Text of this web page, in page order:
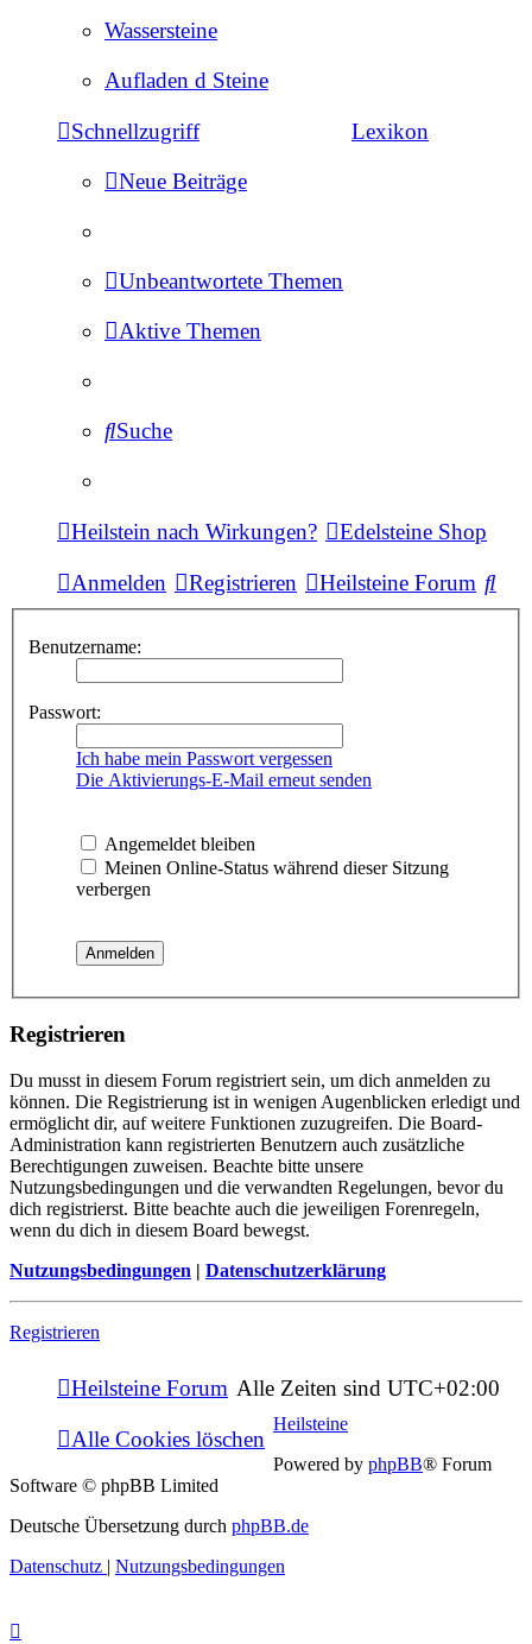
Wassersteine
Aufladen d Steine
Schnellzugriff
Neue Beiträge
Unbeantwortete Themen
Aktive Themen
Suche
Lexikon
Heilstein nach Wirkungen? Edelsteine Shop
Anmelden Registrieren Heilsteine Forum
Benutzername:
Passwort:
Ich habe mein Passwort vergessen
Die Aktivierungs-E-Mail erneut senden
Angemeldet bleiben
Meinen Online-Status während dieser Sitzung
verbergen
Registrieren
Du musst in diesem Forum registriert sein, um dich anmelden zu
können. Die Registrierung ist in wenigen Augenblicken erledigt und
ermöglicht dir, auf weitere Funktionen zuzugreifen. Die Board-
Administration kann registrierten Benutzern auch zusätzliche
Berechtigungen zuweisen. Beachte bitte unsere
Nutzungsbedingungen und die verwandten Regelungen, bevor du
dich registrierst. Bitte beachte auch die jeweiligen Forenregeln,
wenn du dich in diesem Board bewegst.
Nutzungsbedingungen | Datenschutzerklärung
Registrieren
Heilsteine Forum Alle Zeiten sind UTC+02:00
Alle Cookies löschen
Heilsteine
Powered by phpBB® Forum
Software © phpBB Limited
Deutsche Übersetzung durch phpBB.de
Datenschutz | Nutzungsbedingungen